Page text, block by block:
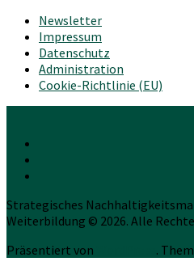
Newsletter
Impressum
Datenschutz
Administration
Cookie-Richtlinie (EU)
Strategisches
Weiterbildung © 2026. Alle
Präsentiert von
.